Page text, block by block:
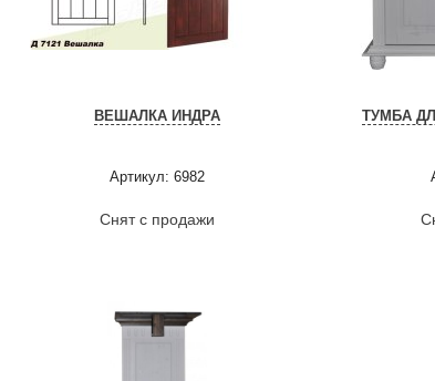
ВЕШАЛКА ИНДРА
Артикул: 6982
Снят с продажи
ТУМБА